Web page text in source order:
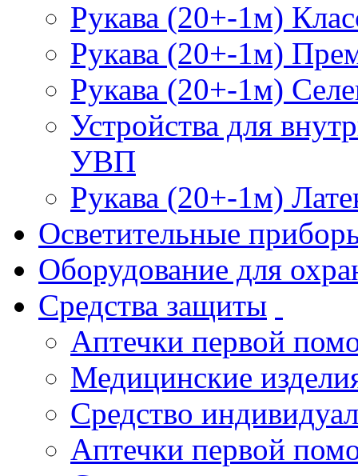
Рукава (20+-1м)
Рукава (20+-1м)
Рукава (20+-1м)
Устройства для
УВП
Рукава (20+-1м)
Осветительные
Оборудование для
Средства защиты
Аптечки первой
Медицинские
Средство
Аптечки первой